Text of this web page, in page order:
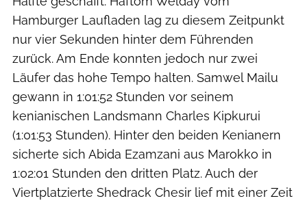
Hamburger Laufladen lag zu diesem Zeitpunkt
nur vier Sekunden hinter dem Führenden
zurück. Am Ende konnten jedoch nur zwei
Läufer das hohe Tempo halten. Samwel Mailu
gewann in 1:01:52 Stunden vor seinem
kenianischen Landsmann Charles Kipkurui
(1:01:53 Stunden). Hinter den beiden Kenianern
sicherte sich Abida Ezamzani aus Marokko in
1:02:01 Stunden den dritten Platz. Auch der
Viertplatzierte Shedrack Chesir lief mit einer Zeit